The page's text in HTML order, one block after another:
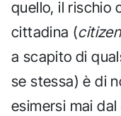
quello, il rischio
cittadina (citizen
a scapito di
se stessa) è di
esimersi mai dal